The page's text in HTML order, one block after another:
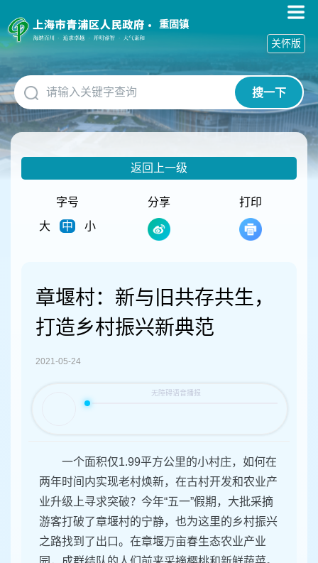
障
碍
作
说
明
跳
到
网
重固镇
搜一下
关怀版
返回上一级
字号
大
中 小
分享 打印
章堰村：新与旧共存共生，
打造乡村振兴新典范
2021-05-24
一个面积仅1.99平方公里的小村庄，如何在
两年时间内实现老村焕新，在古村开发和农业产
业升级上寻求突破？今年“五一”假期，大批采摘
游客打破了章堰村的宁静，也为这里的乡村振兴
之路找到了出口。在章堰万亩春生态农业产业